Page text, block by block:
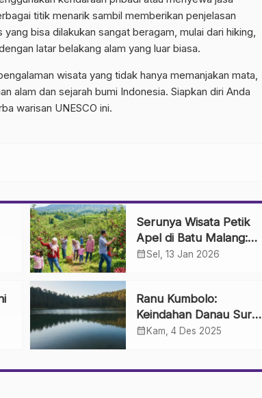
titik menarik sambil memberikan penjelasan
bisa dilakukan sangat beragam, mulai dari hiking,
latar belakang alam yang luar biasa.
wisata yang tidak hanya memanjakan mata,
alam dan sejarah bumi Indonesia. Siapkan diri Anda
warisan UNESCO ini.
Serunya Wisata Petik
Apel di Batu Malang:
Sensasi Panen
calendar_monthSel, 13 Jan 2026
Ranu Kumbolo:
Keindahan Danau Surga
di Jalur Pendakian
calendar_month Kam, 4 Des 2025